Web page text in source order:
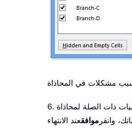
ذات الصلة لمحاذاة
وانقر موافق